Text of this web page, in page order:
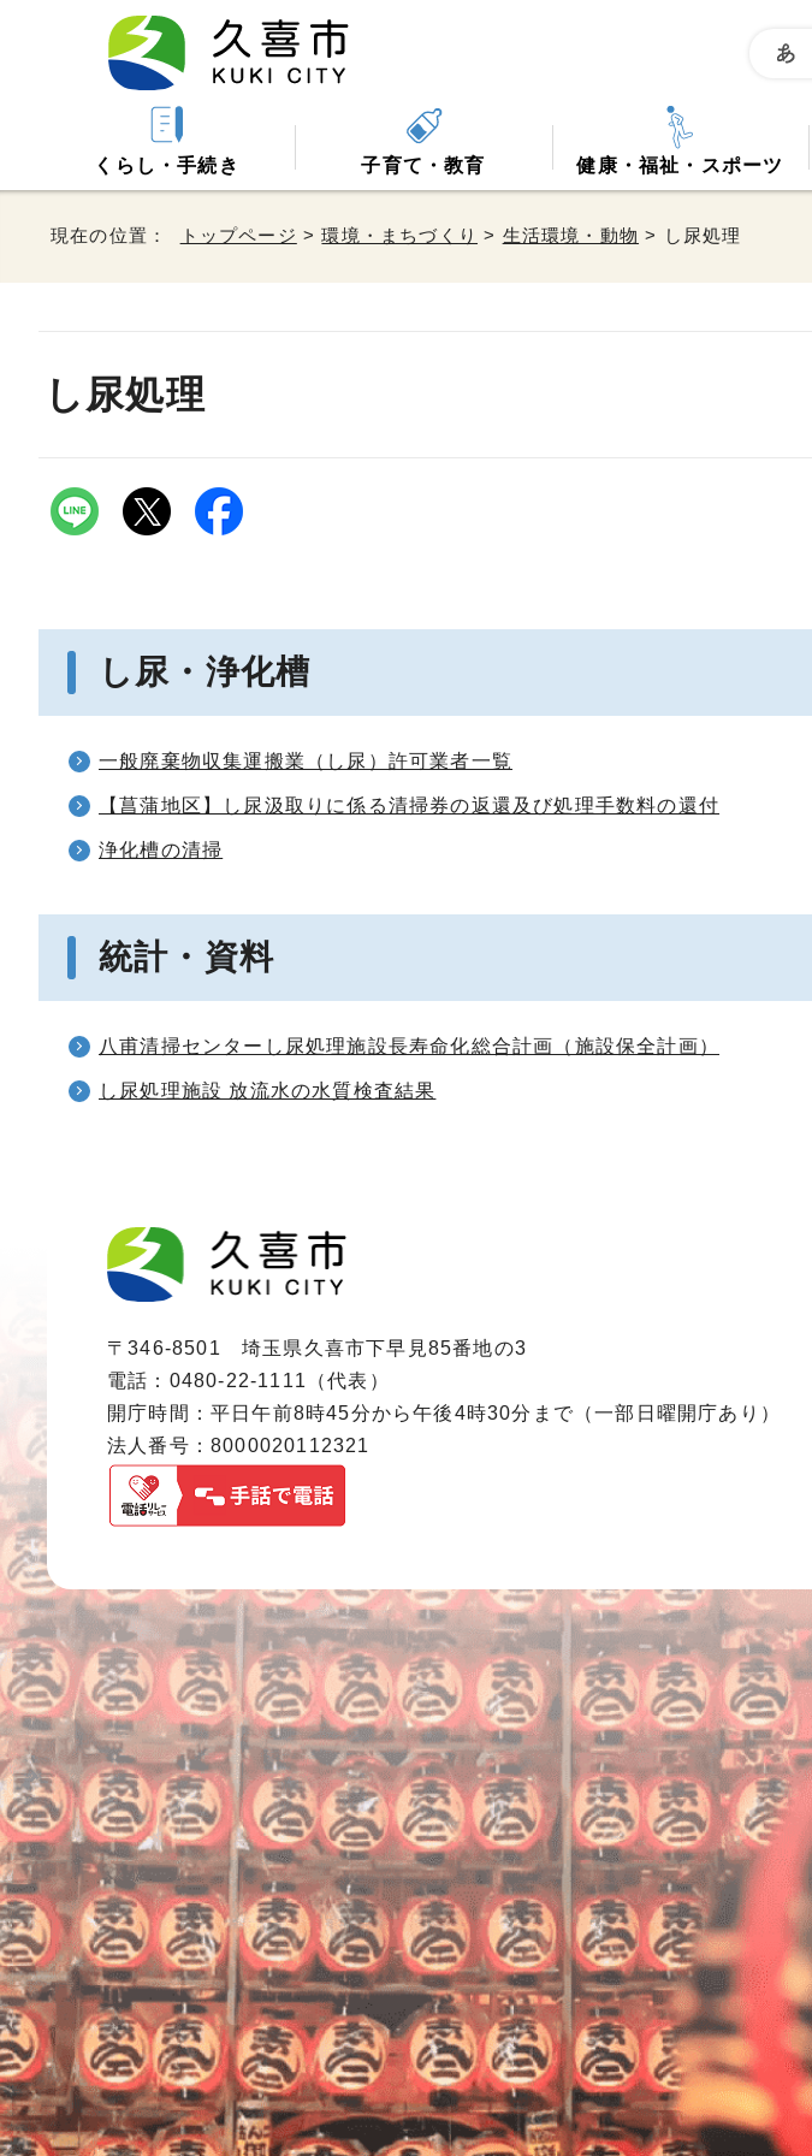
くらし・手続き 子育て・教育 健康・福祉・スポーツ
現在の位置： トップページ >環境・まちづくり > 生活環境・動物 > し尿処理
し尿処理
し尿・浄化槽
一般廃棄物収集運搬業（し尿）許可業者一覧
【菖蒲地区】し尿汲取りに係る清掃券の返還及び処理手数料の還付
浄化槽の清掃
統計・資料
八甫清掃センターし尿処理施設長寿命化総合計画（施設保全計画）
し尿処理施設 放流水の水質検査結果
〒346-8501 埼玉県久喜市下早見85番地の3
電話：0480-22-1111（代表）
開庁時間：平日午前8時45分から午後4時30分まで（一部日曜開庁あり）
法人番号：8000020112321